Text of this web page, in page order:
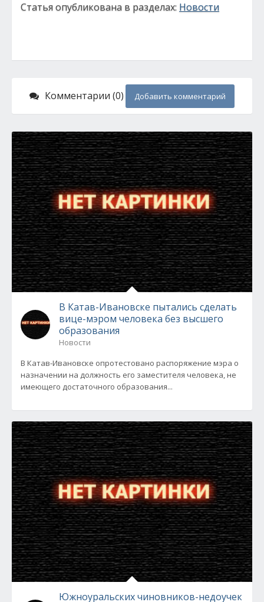
Статья опубликована в разделах: Новости
Комментарии (0) Добавить комментарий
В Катав-Ивановске пытались сделать
вице-мэром человека без высшего
образования
Новости
В Катав-Ивановске опротестовано распоряжение мэра о
назначении на должность его заместителя человека, не
имеющего достаточного образования...
Южноуральских чиновников-недоучек